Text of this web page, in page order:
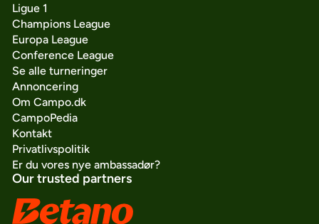
Ligue 1
Champions League
Europa League
Conference League
Se alle turneringer
Annoncering
Om Campo.dk
CampoPedia
Kontakt
Privatlivspolitik
Er du vores nye ambassadør?
Our trusted partners